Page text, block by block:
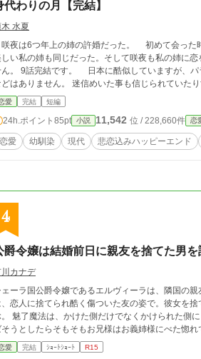
代わりの月【完結】
水夏
夜は6つ年上の姉の許婚だった。 初めて会った時
私の姉も同じだった。そして咲夜も私の姉に恋をした。 ‎⋆ ･‎⋆ ･‎⋆ ･‎⋆‎⋆ ･‎⋆ ･‎⋆ ･‎⋆ 初投稿です。誤字脱字あると
パラレルワールドです。 結婚は男女共に16歳以降になるとできます。携帯電話
どはありません。 迷信めいた事も信じられていた
愛 完結 短編
24h.ポイント 85pt 小説 11,542 位 / 228,660件 恋
恋愛 幼馴染 現代 悲恋込みハッピーエンド
4
爵令嬢は結婚前日に親友を捨てた男を
カナデ
ーラ国公爵令嬢であるエルヴィーラは、隣国の
恋人に捨てられ酷く傷ついた友の姿で。彼女を
魅了魔法は、かけた側だけでなくかけられた側
うとしたらそもそもお兄様はお義姉様にべた惚れ
愛 完結 ｼｮｰﾄｼｮｰﾄ R15